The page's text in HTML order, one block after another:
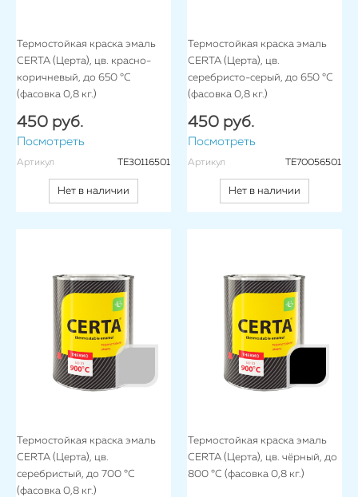
Термостойкая краска эмаль
CERTA (Церта), цв. красно-
коричневый, до 650 °C
(фасовка 0,8 кг.)
450 руб.
Посмотреть
Артикул TE30116501
Нет в наличии
Термостойкая краска эмаль
CERTA (Церта), цв.
серебристо-серый, до 650 °C
(фасовка 0,8 кг.)
450 руб.
Посмотреть
Артикул TE70056501
Нет в наличии
Термостойкая краска эмаль
CERTA (Церта), цв.
серебристый, до 700 °C
(фасовка 0,8 кг.)
Термостойкая краска эмаль
CERTA (Церта), цв. чёрный, до
800 °C (фасовка 0,8 кг.)